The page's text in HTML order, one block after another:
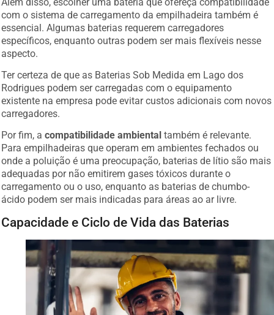
com o sistema de carregamento da empilhadeira também é
essencial. Algumas baterias requerem carregadores
específicos, enquanto outras podem ser mais flexíveis nesse
aspecto.
Ter certeza de que as Baterias Sob Medida em Lago dos
Rodrigues podem ser carregadas com o equipamento
existente na empresa pode evitar custos adicionais com novos
carregadores.
Por fim, acompatibilidade ambiental também é relevante.
Para empilhadeiras que operam em ambientes fechados ou
onde a poluição é uma preocupação, baterias de lítio são mais
adequadas por não emitirem gases tóxicos durante o
carregamento ou o uso, enquanto as baterias de chumbo-
ácido podem ser mais indicadas para áreas ao ar livre.
Capacidade e Ciclo de Vida das Baterias